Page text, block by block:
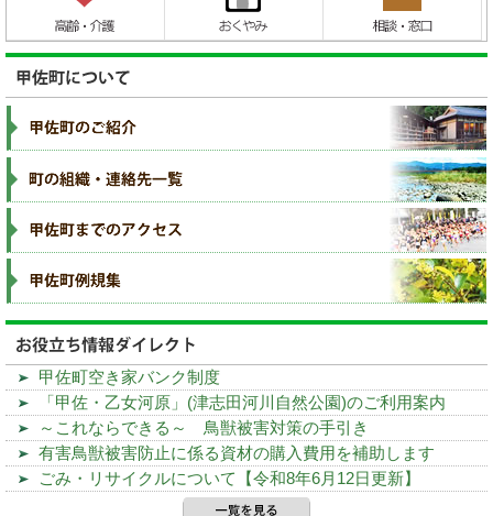
甲佐町空き家バンク制度
「甲佐・乙女河原」(津志田河川自然公園)のご利用案内
～これならできる～ 鳥獣被害対策の手引き
有害鳥獣被害防止に係る資材の購入費用を補助します
ごみ・リサイクルについて【令和8年6月12日更新】